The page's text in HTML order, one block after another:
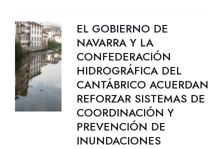
EL GOBIERNO DE
NAVARRA Y LA
CONFEDERACIÓN
HIDROGRÁFICA DEL
CANTÁBRICO ACUERDAN
REFORZAR SISTEMAS DE
COORDINACIÓN Y
PREVENCIÓN DE
INUNDACIONES